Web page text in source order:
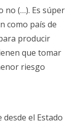
no (…). Es súper
como país de
producir
que tomar
riesgo
el Estado